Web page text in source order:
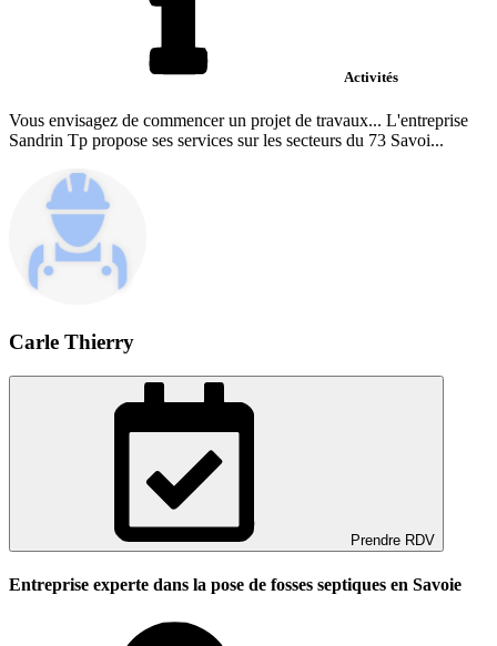
Activités
Vous envisagez de commencer un projet de travaux... L'entreprise
Sandrin Tp propose ses services sur les secteurs du 73 Savoi...
Carle Thierry
Prendre RDV
Entreprise experte dans la pose de fosses septiques en Savoie